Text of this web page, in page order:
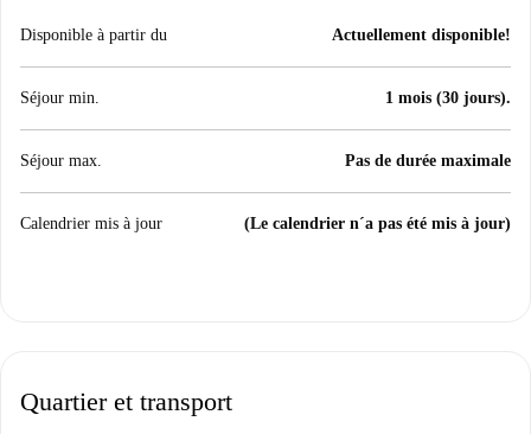
Disponible à partir du Actuellement disponible!
Séjour min. 1 mois (30 jours).
Séjour max. Pas de durée maximale
Calendrier mis à jour (Le calendrier n´a pas été mis à jour)
Quartier et transport